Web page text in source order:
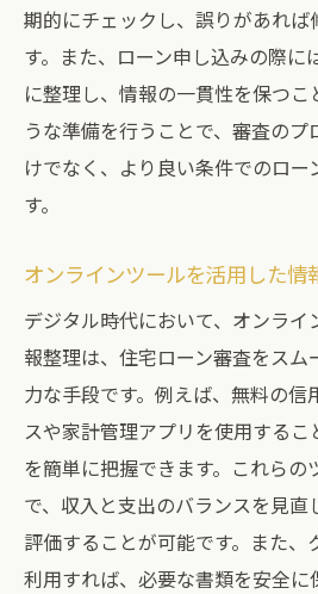
期的にチェックし、誤りがあれ
す。また、ローン申し込みの際に
に整理し、情報の一貫性を保つこ
うな準備を行うことで、審査の
けでなく、より良い条件でのロー
す。
オンラインツールを活用した情
デジタル時代において、オンライ
報整理は、住宅ローン審査をスム
力な手段です。例えば、無料の信
スや家計管理アプリを使用するこ
を簡単に把握できます。これらの
で、収入と支出のバランスを見直
評価することが可能です。また、
利用すれば、必要な書類を安全に